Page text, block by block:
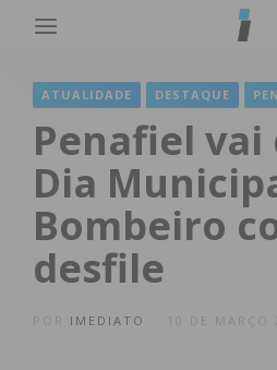
ATUALIDADE DESTAQUE
Penafiel
Dia
Bombeiro
desfile
IMEDIATO 10 DE MARÇO